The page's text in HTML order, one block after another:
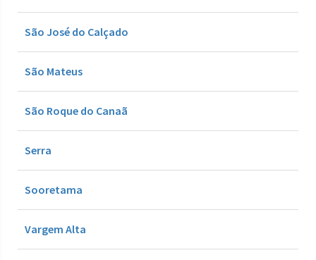
São José do Calçado
São Mateus
São Roque do Canaã
Serra
Sooretama
Vargem Alta